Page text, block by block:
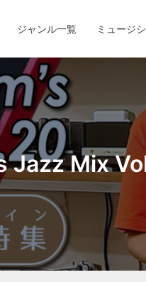
ジャンル一覧 ミュージ
Jazz Mix